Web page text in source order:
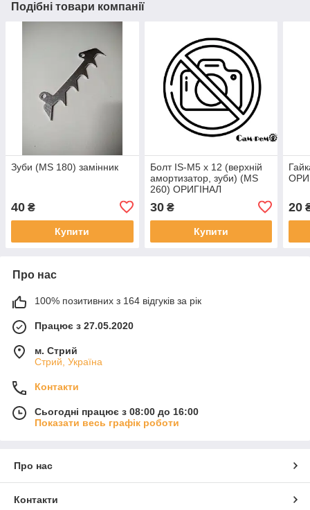
Подібні товари компанії
Зуби (MS 180) замінник
40 ₴
Купити
Болт IS-М5 х 12 (верхній
амортизатор, зуби) (MS
260) ОРИГІНАЛ
30₴
Купити
20
Про нас
100% позитивних з 164 відгуків за рік
Працює з 27.05.2020
м. Стрий
Стрий, Україна
Контакти
Сьогодні працює з 08:00 до 16:00
Показати весь графік роботи
Про нас
Контакти